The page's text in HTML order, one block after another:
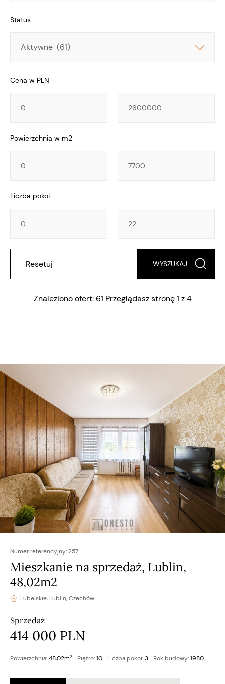
Status
Cena w PLN
Powierzchnia w m2
Liczba pokoi
pokoi
pokoi
Resetuj
Znaleziono ofert: 61 Przeglądasz stronę 1 z 4
Numer referencyjny:257
Mieszkanie na sprzedaż, Lublin,
48,02m2
Lubelskie, Lublin, Czechów
Sprzedaż
414 000 PLN
Powierzchnia:48,02m2 Piętro:10 Liczba pokoi:3 Rok budowy:1980